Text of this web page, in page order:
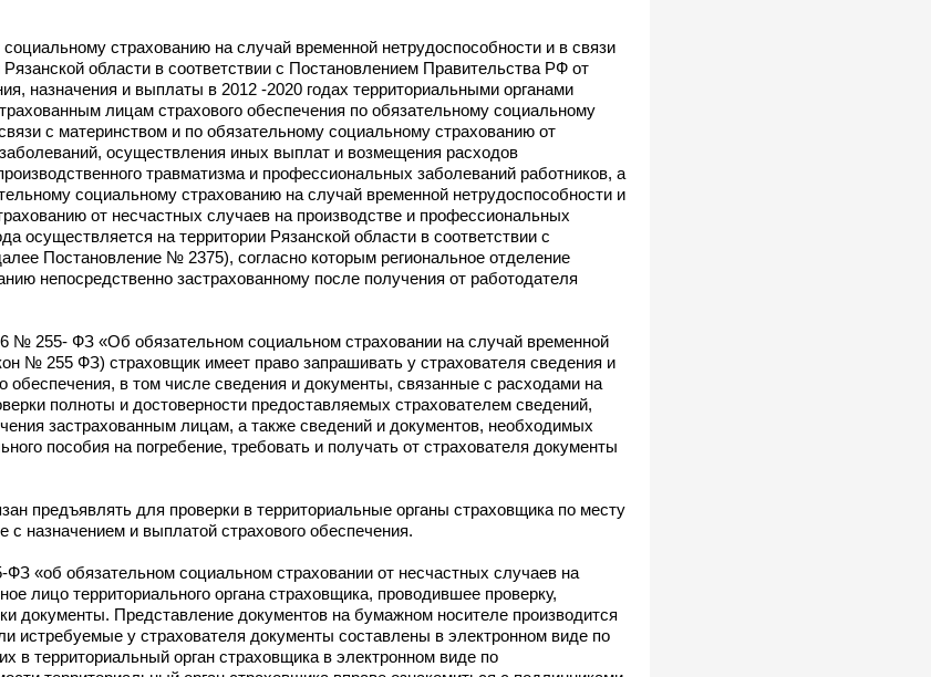
страхованию на случай временной нетрудоспособности и в связи
области в соответствии с Постановлением Правительства РФ от
назначения и выплаты в 2012 -2020 годах территориальными органами
лицам страхового обеспечения по обязательному социальному
с материнством и по обязательному социальному страхованию от
осуществления иных выплат и возмещения расходов
травматизма и профессиональных заболеваний работников, а
социальному страхованию на случай временной нетрудоспособности и
от несчастных случаев на производстве и профессиональных
осуществляется на территории Рязанской области в соответствии с
Постановление № 2375), согласно которым региональное отделение
непосредственно застрахованному после получения от работодателя
№ 255- ФЗ «Об обязательном социальном страховании на случай временной
№ 255 ФЗ) страховщик имеет право запрашивать у страхователя сведения и
обеспечения, в том числе сведения и документы, связанные с расходами на
полноты и достоверности предоставляемых страхователем сведений,
застрахованным лицам, а также сведений и документов, необходимых
пособия на погребение, требовать и получать от страхователя документы
предъявлять для проверки в территориальные органы страховщика по месту
назначением и выплатой страхового обеспечения.
«об обязательном социальном страховании от несчастных случаев на
лицо территориального органа страховщика, проводившее проверку,
документы. Представление документов на бумажном носителе производится
истребуемые у страхователя документы составлены в электронном виде по
в территориальный орган страховщика в электронном виде по